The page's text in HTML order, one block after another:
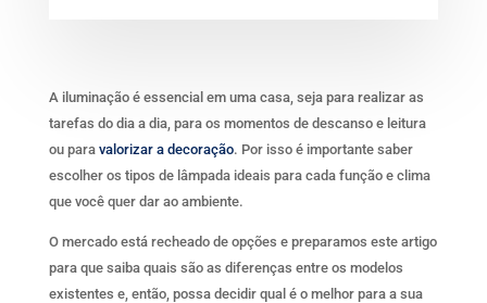
A iluminação é essencial em uma casa, seja para realizar as
tarefas do dia a dia, para os momentos de descanso e leitura
ou para valorizar a decoração. Por isso é importante saber
escolher os tipos de lâmpada ideais para cada função e clima
que você quer dar ao ambiente.
O mercado está recheado de opções e preparamos este artigo
para que saiba quais são as diferenças entre os modelos
existentes e, então, possa decidir qual é o melhor para a sua